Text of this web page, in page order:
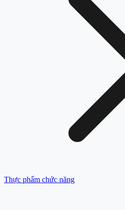
Thực phẩm chức năng